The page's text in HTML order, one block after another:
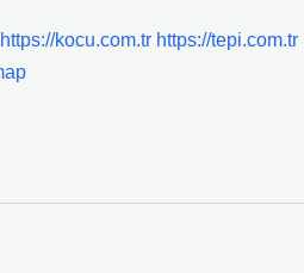
https://kocu.com.tr https://tepi.com.tr